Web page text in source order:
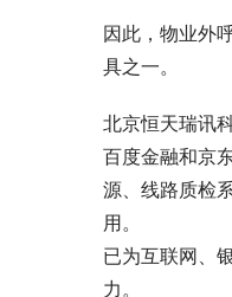
因此，物业外
具之一。
北京恒天瑞讯
百度金融和京
源、线路质检
用。
已为互联网、
力。